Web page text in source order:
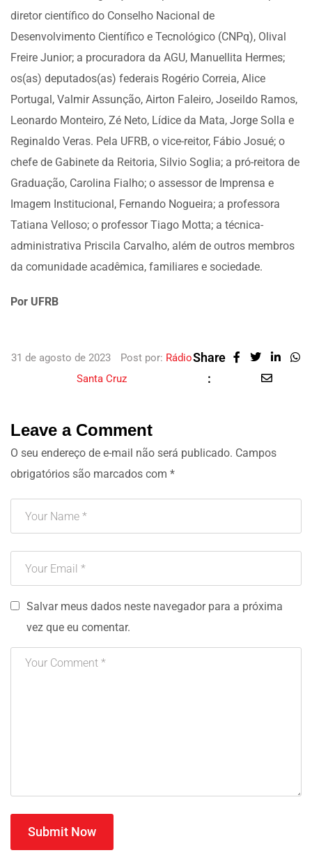
diretor científico do Conselho Nacional de
Desenvolvimento Científico e Tecnológico (CNPq), Olival
Freire Junior; a procuradora da AGU, Manuellita Hermes;
os(as) deputados(as) federais Rogério Correia, Alice
Portugal, Valmir Assunção, Airton Faleiro, Joseildo Ramos,
Leonardo Monteiro, Zé Neto, Lídice da Mata, Jorge Solla e
Reginaldo Veras. Pela UFRB, o vice-reitor, Fábio Josué; o
chefe de Gabinete da Reitoria, Silvio Soglia; a pró-reitora de
Graduação, Carolina Fialho; o assessor de Imprensa e
Imagem Institucional, Fernando Nogueira; a professora
Tatiana Velloso; o professor Tiago Motta; a técnica-
administrativa Priscila Carvalho, além de outros membros
da comunidade acadêmica, familiares e sociedade.
Por UFRB
31 de agosto de 2023 Post por: Rádio
Santa Cruz
Share
:
Leave a Comment
O seu endereço de e-mail não será publicado. Campos
obrigatórios são marcados com *
Salvar meus dados neste navegador para a próxima
vez que eu comentar.
Submit Now